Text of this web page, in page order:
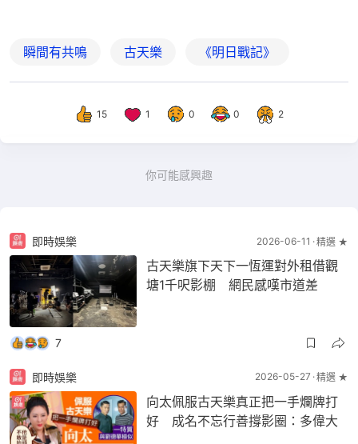
瞬間有共鳴 古天樂 《明日戰記》
15 1 0 0 2
你可能感興趣
即時娛樂 2026-06-11 精選 ★
古天樂旗下天下一恆運對外租借觀
塘1千呎影棚 網民感嘆市道差
7
即時娛樂 2026-05-27 精選 ★
向太佩服古天樂真正把一手爛牌打
好 成名不忘行善撐影圈：多偉大